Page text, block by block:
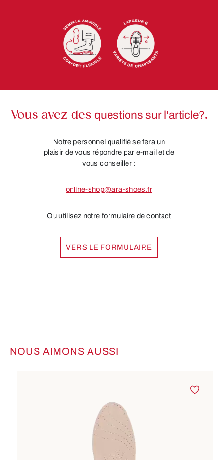
Vous avez des questions sur l'article?.
Notre personnel qualifié se fera un
plaisir de vous répondre par e-mail et de
vous conseiller :
online-shop@ara-shoes.fr
Ou utilisez notre formulaire de contact
VERS LE FORMULAIRE
Ignorer la galerie de produits
NOUS AIMONS AUSSI